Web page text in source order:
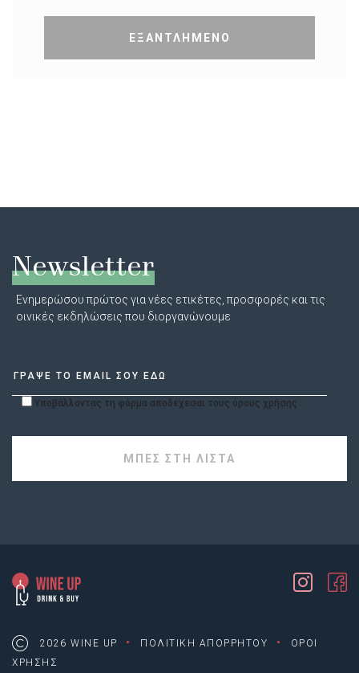
ΕΞΑΝΤΛΗΜΕΝΟ
Newsletter
Ενημερώσου πρώτος για νέες ετικέτες, προσφορές και τις
οινικές εκδηλώσεις που διοργανώνουμε
Υποβάλλοντας τη φόρμα αποδέχεσαι τους όρους χρήσης
2026 WINE UP · ΠΟΛΙΤΙΚΗ ΑΠΟΡΡΗΤΟΥ ·
ΟΡΟΙ
ΧΡΗΣΗΣ